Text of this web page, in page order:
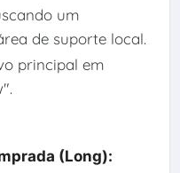
um
de suporte local.
principal em
(Long):